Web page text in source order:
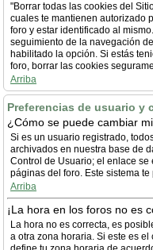
"Borrar todas las cookies del
cuales te mantienen autorizado
foro y estar identificado al
seguimiento de la navegación
habilitado la opción. Si estás
foro, borrar las cookies
Arriba
Preferencias de usuario y
¿Cómo se puede cambiar
Si es un usuario registrado,
archivados en nuestra base de
Control de Usuario; el enlace
páginas del foro. Este sistema
Arriba
¡La hora en los foros no es
La hora no es correcta, es
a otra zona horaria. Si este es